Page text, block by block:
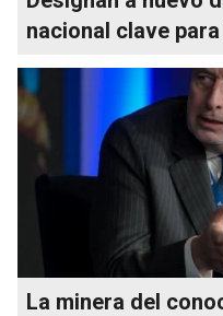
nacional clave
La minera del